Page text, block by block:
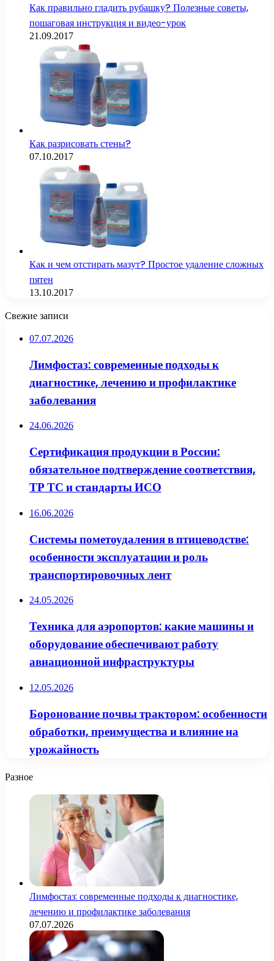
Как правильно гладить рубашку? Полезные советы,
пошаговая инструкция и видео-урок
21.09.2017
Как разрисовать стены?
07.10.2017
Как и чем отстирать мазут? Простое удаление сложных
пятен
13.10.2017
Свежие записи
07.07.2026
Лимфостаз: современные подходы к
диагностике, лечению и профилактике
заболевания
24.06.2026
Сертификация продукции в России:
обязательное подтверждение соответствия,
ТР ТС и стандарты ИСО
16.06.2026
Системы пометоудаления в птицеводстве:
особенности эксплуатации и роль
транспортировочных лент
24.05.2026
Техника для аэропортов: какие машины и
оборудование обеспечивают работу
авиационной инфраструктуры
12.05.2026
Боронование почвы трактором: особенности
обработки, преимущества и влияние на
урожайность
Разное
Лимфостаз: современные подходы к диагностике,
лечению и профилактике заболевания
07.07.2026